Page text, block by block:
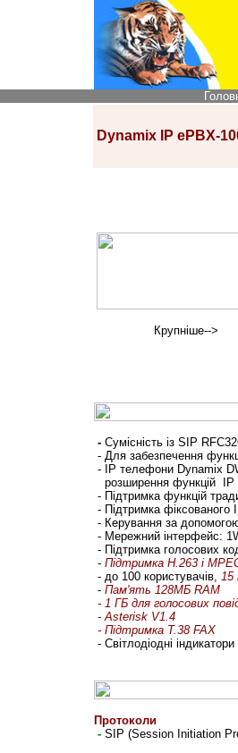
Dynamix IP ePBX-
Крупніше-->
- Сумісність із SIP
- Для забезпечення
- IP телефони Dynamix
розширення функцій
- Підтримка функцій
- Підтримка
- Керування за
- Мережний інтерфейс:
- Підтримка голосових
- Підтримка H.263 і
- до 100 користувачів, 15
- Пам'ять 128МБ RAM
- 1 ГБ для голосових
- Asterisk V1.4
- Підтримка T.38 FAX
- Світлодіодні
Протоколи
- SIP (Session Initiation